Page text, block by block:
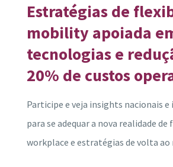
Estratégias de
mobility apoiada
tecnologias e
20% de custos
Participe e veja insights nacionais
para se adequar a nova realidade
workplace e estratégias de volta ao